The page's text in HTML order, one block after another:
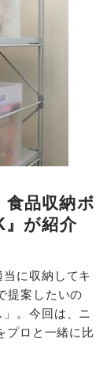
品収納ボ
が紹介
に収納してキ
提案したいの
。今回は、ニ
プロと一緒に比